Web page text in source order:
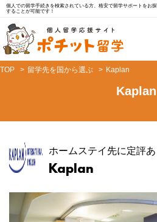
個人での留学手続きを検索されている方、格安で留学サポートをお
することが可能です！
TOP 留学先を国から選ぶ Kaplan
Kaplan
ホームステイ先に定評
Kaplan